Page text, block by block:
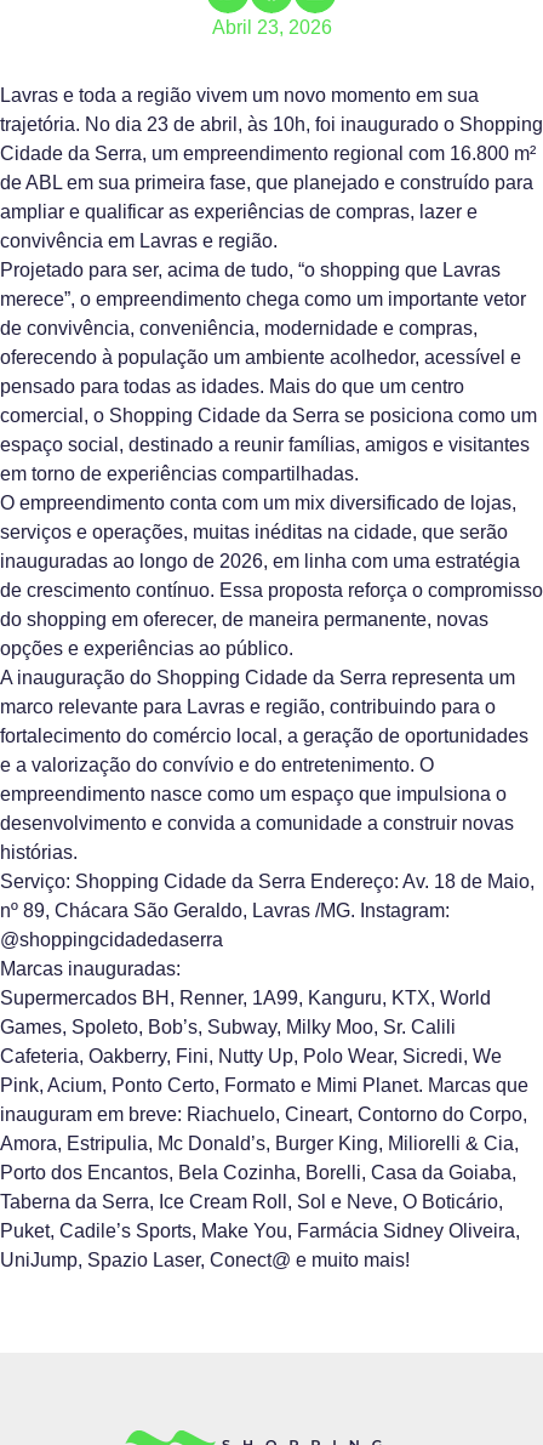
Abril 23, 2026
Lavras e toda a região vivem um novo momento em sua
trajetória. No dia 23 de abril, às 10h, foi inaugurado o Shopping
Cidade da Serra, um empreendimento regional com 16.800 m²
de ABL em sua primeira fase, que planejado e construído para
ampliar e qualificar as experiências de compras, lazer e
convivência em Lavras e região.
Projetado para ser, acima de tudo, “o shopping que Lavras
merece”, o empreendimento chega como um importante vetor
de convivência, conveniência, modernidade e compras,
oferecendo à população um ambiente acolhedor, acessível e
pensado para todas as idades. Mais do que um centro
comercial, o Shopping Cidade da Serra se posiciona como um
espaço social, destinado a reunir famílias, amigos e visitantes
em torno de experiências compartilhadas.
O empreendimento conta com um mix diversificado de lojas,
serviços e operações, muitas inéditas na cidade, que serão
inauguradas ao longo de 2026, em linha com uma estratégia
de crescimento contínuo. Essa proposta reforça o compromisso
do shopping em oferecer, de maneira permanente, novas
opções e experiências ao público.
A inauguração do Shopping Cidade da Serra representa um
marco relevante para Lavras e região, contribuindo para o
fortalecimento do comércio local, a geração de oportunidades
e a valorização do convívio e do entretenimento. O
empreendimento nasce como um espaço que impulsiona o
desenvolvimento e convida a comunidade a construir novas
histórias.
Serviço: Shopping Cidade da Serra Endereço: Av. 18 de Maio,
nº 89, Chácara São Geraldo, Lavras /MG. Instagram:
@shoppingcidadedaserra
Marcas inauguradas:
Supermercados BH, Renner, 1A99, Kanguru, KTX, World
Games, Spoleto, Bob’s, Subway, Milky Moo, Sr. Calili
Cafeteria, Oakberry, Fini, Nutty Up, Polo Wear, Sicredi, We
Pink, Acium, Ponto Certo, Formato e Mimi Planet. Marcas que
inauguram em breve: Riachuelo, Cineart, Contorno do Corpo,
Amora, Estripulia, Mc Donald’s, Burger King, Miliorelli & Cia,
Porto dos Encantos, Bela Cozinha, Borelli, Casa da Goiaba,
Taberna da Serra, Ice Cream Roll, Sol e Neve, O Boticário,
Puket, Cadile’s Sports, Make You, Farmácia Sidney Oliveira,
UniJump, Spazio Laser, Conect@ e muito mais!